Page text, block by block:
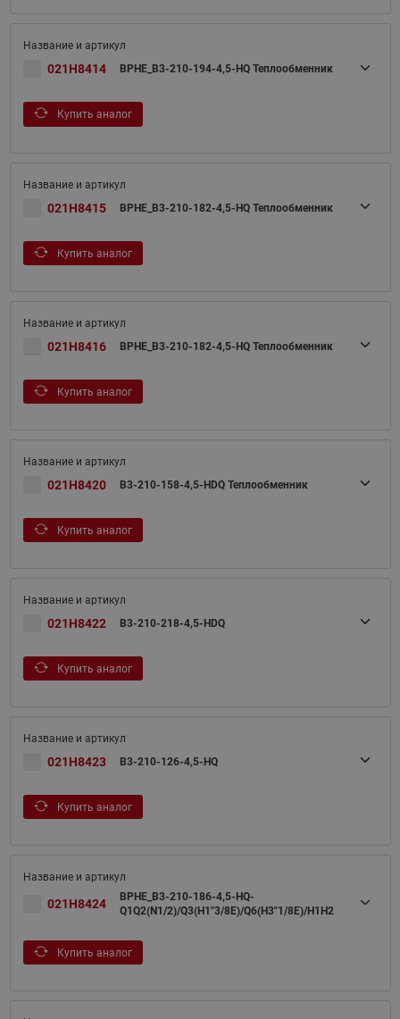
021H8414 BPHE_B3-210-194-4,5-HQ Теплообменник
Купить аналог
021H8415 BPHE_B3-210-182-4,5-HQ Теплообменник
Купить аналог
021H8416 BPHE_B3-210-182-4,5-HQ Теплообменник
Купить аналог
021H8420 B3-210-158-4,5-HDQ Теплообменник
Купить аналог
021H8422 B3-210-218-4,5-HDQ
Купить аналог
021H8423 B3-210-126-4,5-HQ
Купить аналог
021H8424
BPHE_B3-210-186-4,5-HQ-
Q1Q2(N1/2)/Q3(H1"3/8E)/Q6(H3"1/8E)/H1H2
Купить аналог